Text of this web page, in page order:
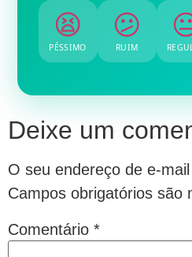
😫
PÉSSIMO
😕
RUIM
Deixe um
O seu endereço de e-
Campos obrigatórios são
Comentário *